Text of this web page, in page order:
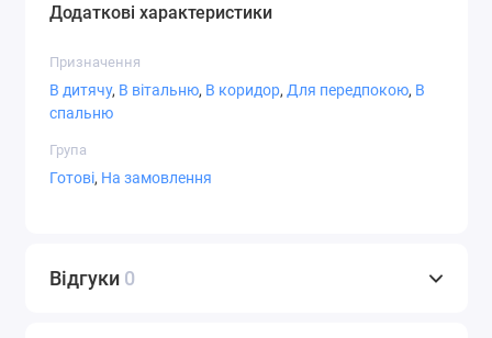
Додаткові характеристики
Призначення
В дитячу, В вітальню, В коридор, Для передпокою, В
спальню
Група
Готові, На замовлення
Відгуки 0